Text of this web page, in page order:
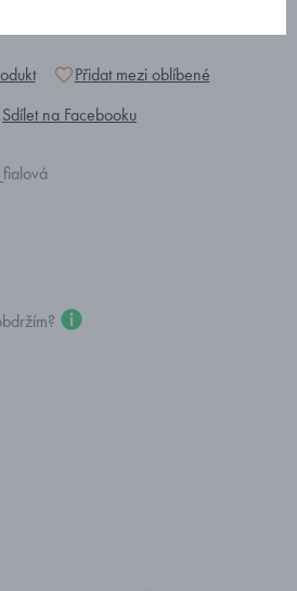
Přidat mezi oblíbené
Sdílet na Facebooku